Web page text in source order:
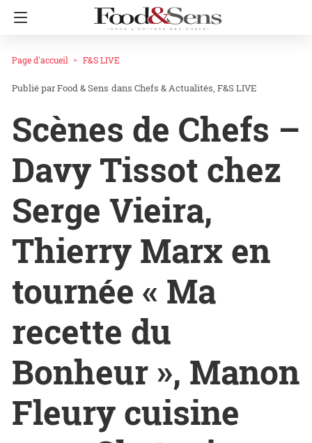
Page d'accueil F&S LIVE
Food & Sens dans Chefs & Actualités F&S LIVE
Scènes de Chefs –
Davy Tissot chez
Serge Vieira,
Thierry Marx en
tournée « Ma
recette du
Bonheur », Manon
Fleury cuisine